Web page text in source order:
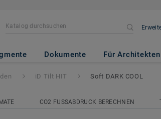
Dokumente Für Architekten
- Soft DARK COOL
iD Tilt HIT Soft DARK COOL
CO2 FUSSABDRUCK BERECHNEN